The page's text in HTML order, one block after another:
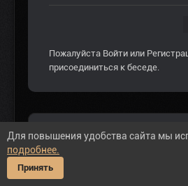
Пожалуйста Войти или
присоединиться к беседе.
BORIS.102
Для повышения удобства сайта мы
подробнее.
Принять